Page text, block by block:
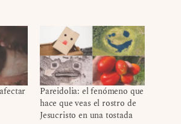
Pareidolia: el fenómeno que
hace que veas el rostro de
Jesucristo en una tostada